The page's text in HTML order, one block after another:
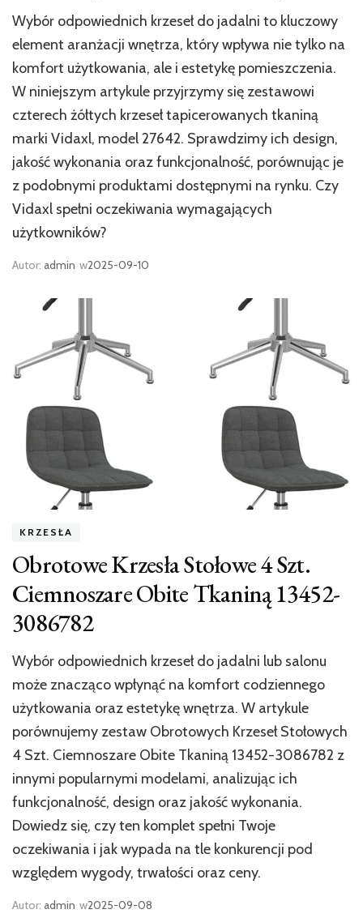
Wybór odpowiednich krzeseł do jadalni to kluczowy
element aranżacji wnętrza, który wpływa nie tylko na
komfort użytkowania, ale i estetykę pomieszczenia.
W niniejszym artykule przyjrzymy się zestawowi
czterech żółtych krzeseł tapicerowanych tkaniną
marki Vidaxl, model 27642. Sprawdzimy ich design,
jakość wykonania oraz funkcjonalność, porównując je
z podobnymi produktami dostępnymi na rynku. Czy
Vidaxl spełni oczekiwania wymagających
użytkowników?
Autor: admin w2025-09-10
KRZESŁA
Obrotowe Krzesła Stołowe 4 Szt.
Ciemnoszare Obite Tkaniną 13452-
3086782
Wybór odpowiednich krzeseł do jadalni lub salonu
może znacząco wpłynąć na komfort codziennego
użytkowania oraz estetykę wnętrza. W artykule
porównujemy zestaw Obrotowych Krzeseł Stołowych
4 Szt. Ciemnoszare Obite Tkaniną 13452-3086782 z
innymi popularnymi modelami, analizując ich
funkcjonalność, design oraz jakość wykonania.
Dowiedz się, czy ten komplet spełni Twoje
oczekiwania i jak wypada na tle konkurencji pod
względem wygody, trwałości oraz ceny.
Autor: admin w2025-09-08